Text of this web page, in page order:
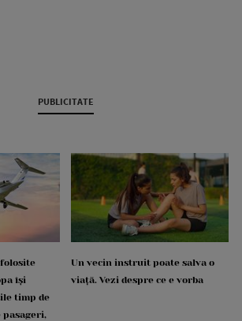
PUBLICITATE
își
timp de
Un vecin instruit poate salva o
viață. Vezi despre ce e vorba